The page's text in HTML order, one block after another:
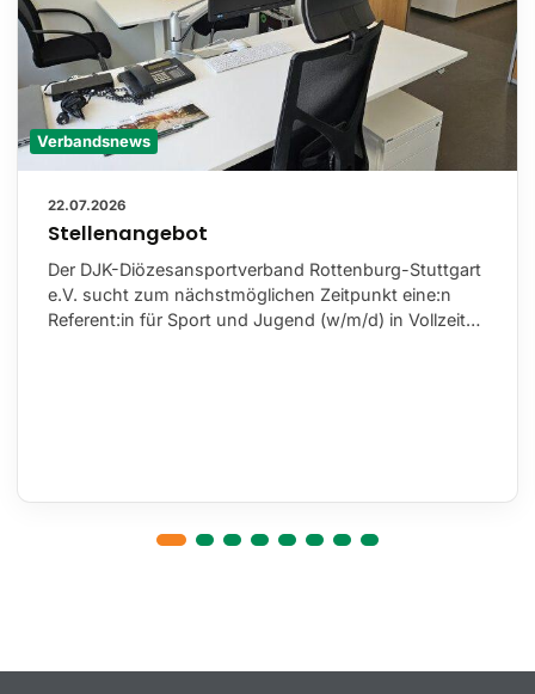
Verbandsnews
22.07.2026
Stellenangebot
Der DJK-Diözesansportverband Rottenburg-Stuttgart
e.V. sucht zum nächstmöglichen Zeitpunkt eine:n
Referent:in für Sport und Jugend (w/m/d) in Vollzeit…